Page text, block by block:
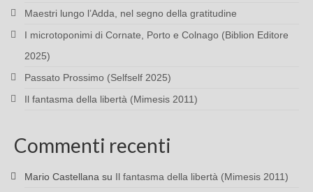
Maestri lungo l’Adda, nel segno della gratitudine
I microtoponimi di Cornate, Porto e Colnago (Biblion Editore
2025)
Passato Prossimo (Selfself 2025)
Il fantasma della libertà (Mimesis 2011)
Commenti recenti
Mario Castellana su Il fantasma della libertà (Mimesis 2011)